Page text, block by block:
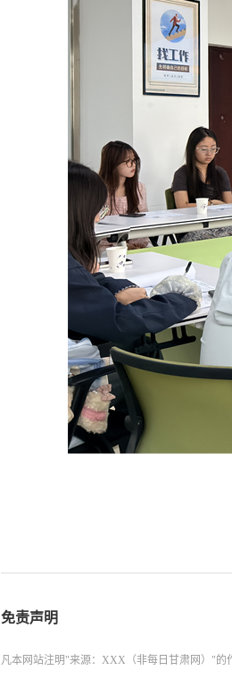
免责声明
凡本网站注明"来源：XXX（非每日甘肃网）"的